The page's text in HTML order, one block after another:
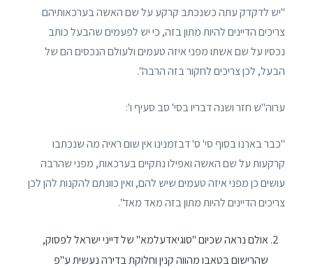
"יש לדקדק עתה כשנכתב קרקע על שם האשה בערכאותיהם
צריכים הדיינים להיות מתון בזה, כי יש לפעמים שהבעל כותב
נכסיו על שם אשתו מפני איזה טעמים ולעולם הנכסים הם של
הבעל, לכן צריכים לחקור בזה הרבה".
ערוה"ש חזר ושנה דבריו בסי' סב סעיף ו':
"כבר בארנו בסוף סי' ס' דבזמנינו אין שום ראיה מה שנכתבו
קרקעות על שם האשה ואפילו נתקיים בערכאות, מפני שהרבה
עושים כן מפני איזה טעמים שיש להם, ואין כוונתם להקנות להן לכן
צריכים הדיינים להיות מתון בזה מאד מאד".
אולם נראה שכיום "סוגיאדעלמא" של דייני ישראל לפסוק,
שהרישום בטאבו מהווה קנין וחלוקת בדירה נעשית ע"פ